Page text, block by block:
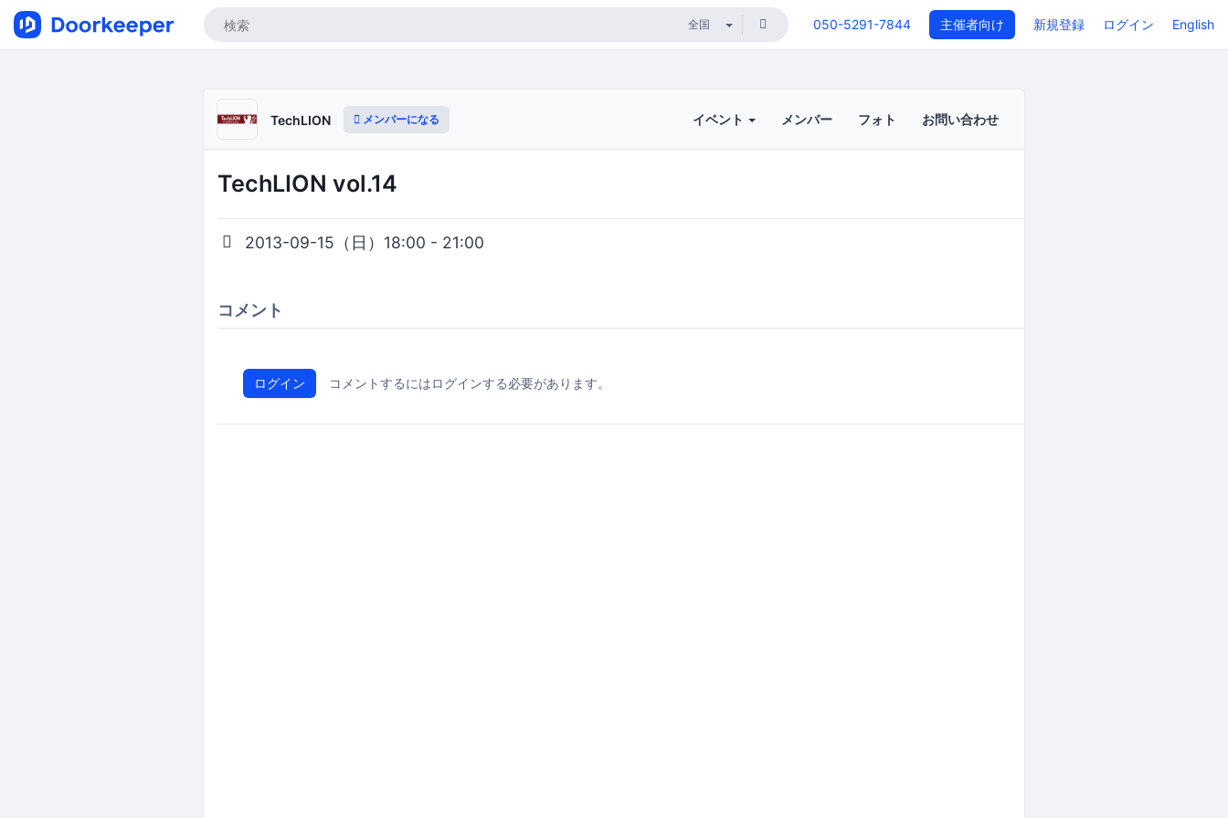
050-5291-7844 主催者向け 新規登録 ログイン English
TechLION メンバーになる イベント メンバー フォト お問い合わせ
TechLION vol.14
2013-09-15（日）18:00 - 21:00
コメント
ログイン コメントするにはログインする必要があります。